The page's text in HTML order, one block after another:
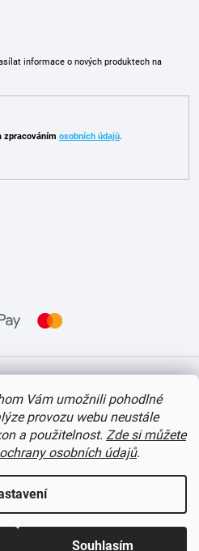
Vám umožnili pohodlné
provozu webu neustále
a použitelnost. Zde si můžete
osobních údajů.
Souhlasím
informace o nových produktech na
zpracováním osobních údajů.
práva vyhrazena. Upravit nastavení cookies